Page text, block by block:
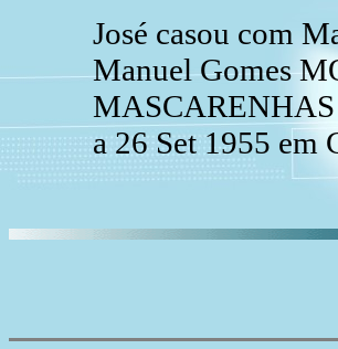
José casou com
Manuel Gomes
a 26 Set 1955 em